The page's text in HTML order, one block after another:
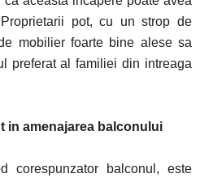
pot, cu un strop de
mobilier foarte bine alese sa
preferat al familiei din intreaga
in amenajarea balconului
corespunzator balconul, este